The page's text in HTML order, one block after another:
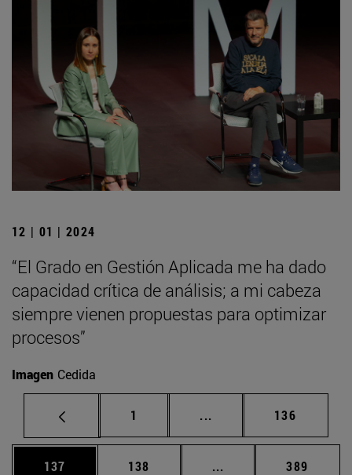
12 | 01 | 2024
“El Grado en Gestión Aplicada me ha dado
capacidad crítica de análisis; a mi cabeza
siempre vienen propuestas para optimizar
procesos”
Imagen Cedida
Página
1 ... Páginas intermedias
Página
136
Página
137 Página
138 ... Páginas intermedias
Página
389